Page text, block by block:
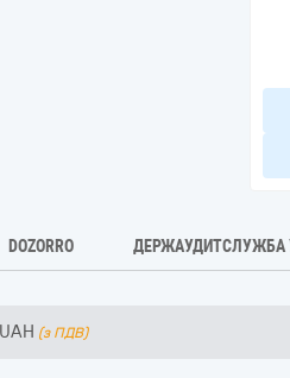
DOZORRO ДЕРЖАУДИТСЛУЖБА
UAH (з ПДВ)